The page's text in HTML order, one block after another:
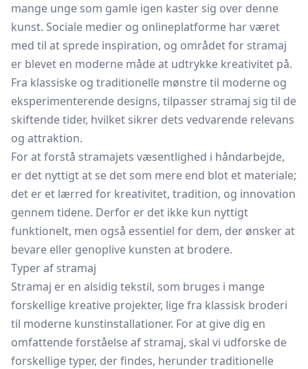
mange unge som gamle igen kaster sig over denne
kunst. Sociale medier og onlineplatforme har været
med til at sprede inspiration, og området for stramaj
er blevet en moderne måde at udtrykke kreativitet på.
Fra klassiske og traditionelle mønstre til moderne og
eksperimenterende designs, tilpasser stramaj sig til de
skiftende tider, hvilket sikrer dets vedvarende relevans
og attraktion.
For at forstå stramajets væsentlighed i håndarbejde,
er det nyttigt at se det som mere end blot et materiale;
det er et lærred for kreativitet, tradition, og innovation
gennem tidene. Derfor er det ikke kun nyttigt
funktionelt, men også essentiel for dem, der ønsker at
bevare eller genoplive kunsten at brodere.
Typer af stramaj
Stramaj er en alsidig tekstil, som bruges i mange
forskellige kreative projekter, lige fra klassisk broderi
til moderne kunstinstallationer. For at give dig en
omfattende forståelse af stramaj, skal vi udforske de
forskellige typer, der findes, herunder traditionelle